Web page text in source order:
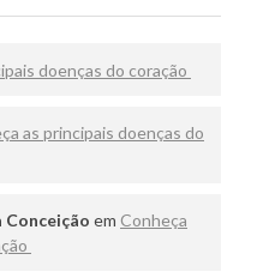
doenças do coração
as principais doenças do
Conceição em Conheça